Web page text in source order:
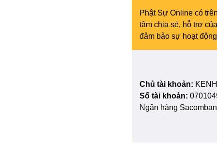
Phật Sự Online có
tâm chia sẻ, hỗ trợ
đảm bảo sự hoạt
Chủ tài khoản:
Số tài khoản:
Ngân hàng